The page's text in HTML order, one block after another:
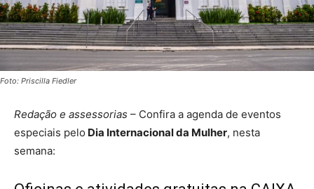
Foto: Priscilla Fiedler
Redação e assessorias – Confira a agenda de eventos
especiais pelo Dia Internacional da Mulher, nesta
semana: